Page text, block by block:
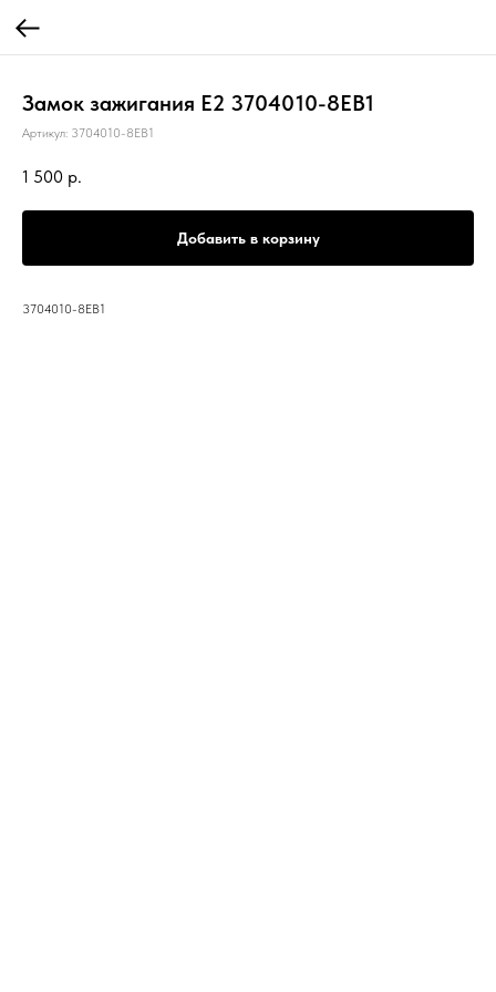
Замок зажигания Е2 3704010-8EB1
Артикул: 3704010-8EB1
1 500 р.
Добавить в корзину
3704010-8EB1